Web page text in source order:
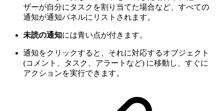
ザーが自分にタスクを割り当てた場合など、すべての
通知が通知パネルにリストされます。
未読の通知には青い点が付きます。
通知をクリックすると、それに対応するオブジェクト
(コメント、タスク、アラートなど) に移動し、すぐに
アクションを実行できます。